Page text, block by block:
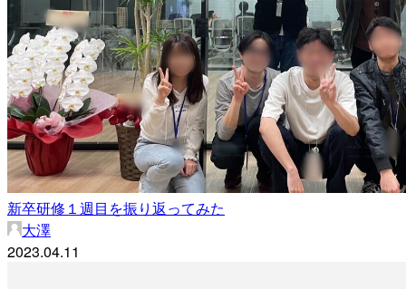
新卒研修１週目を振り返ってみた
大澤
2023.04.11